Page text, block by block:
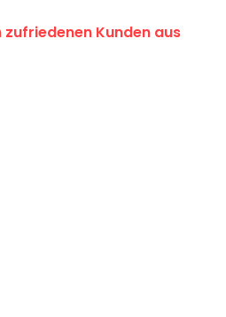
Kunden aus